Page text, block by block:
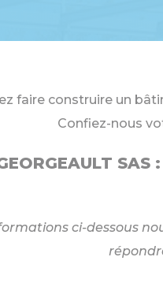
faire construire un
Confiez-nous
SAS
ci-dessous